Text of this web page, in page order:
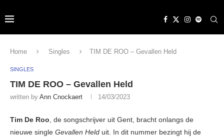
Home Singles TIM DE ROO – Gevallen Held
SINGLES
TIM DE ROO – Gevallen Held
written by Ann Cnockaert 14/03/2023
Tim De Roo, de songschrijver uit Gent, bracht onlangs de
nieuwe single Gevallen Held uit. In dit nummer bezingt hij de